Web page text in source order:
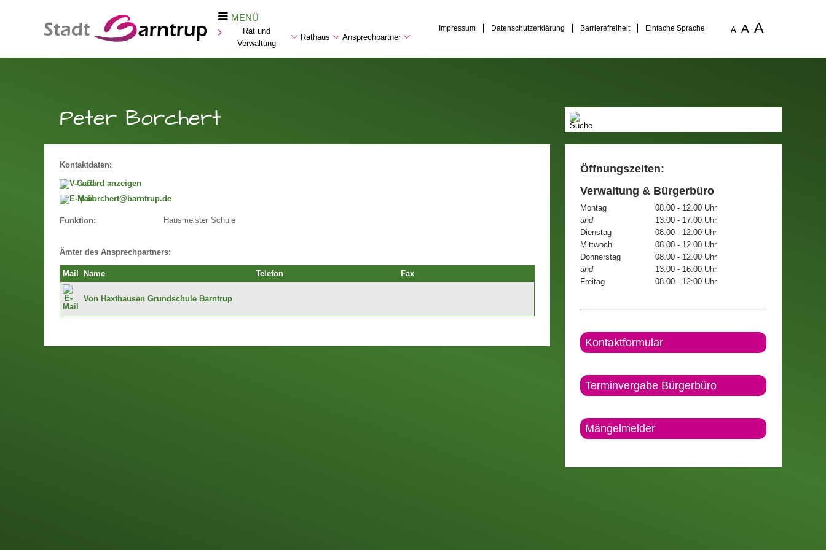
MENÜ
Rat und
Verwaltung
Rathaus Ansprechpartner
Impressum Datenschutzerklärung Barrierefreiheit Einfache Sprache A A A
Peter Borchert
Kontaktdaten:
v-Card anzeigen
p.borchert@barntrup.de
Funktion: Hausmeister Schule
Ämter des Ansprechpartners:
Mail Name Telefon Fax
Von Haxthausen Grundschule Barntrup
Öffnungszeiten:
Verwaltung & Bürgerbüro
Montag
08.00 - 12.00 Uhr
und
13.00 - 17.00 Uhr
Dienstag
08.00 - 12.00 Uhr
Mittwoch
08.00 - 12.00 Uhr
Donnerstag
08.00 - 12.00 Uhr
und
13.00 - 16.00 Uhr
Freitag
08.00 - 12:00 Uhr
Kontaktformular
Terminvergabe Bürgerbüro
Mängelmelder